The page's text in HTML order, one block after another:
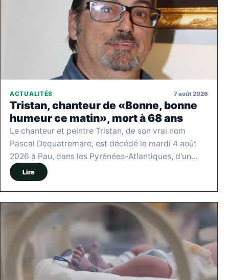
ACTUALITÉS 7 août 2026
Tristan, chanteur de «Bonne, bonne
humeur ce matin», mort à 68 ans
Le chanteur et peintre Tristan, de son vrai nom
Pascal Dequatremare, est décédé le mardi 4 août
2026 à Pau, dans les Pyrénées-Atlantiques, d'un…
Lire